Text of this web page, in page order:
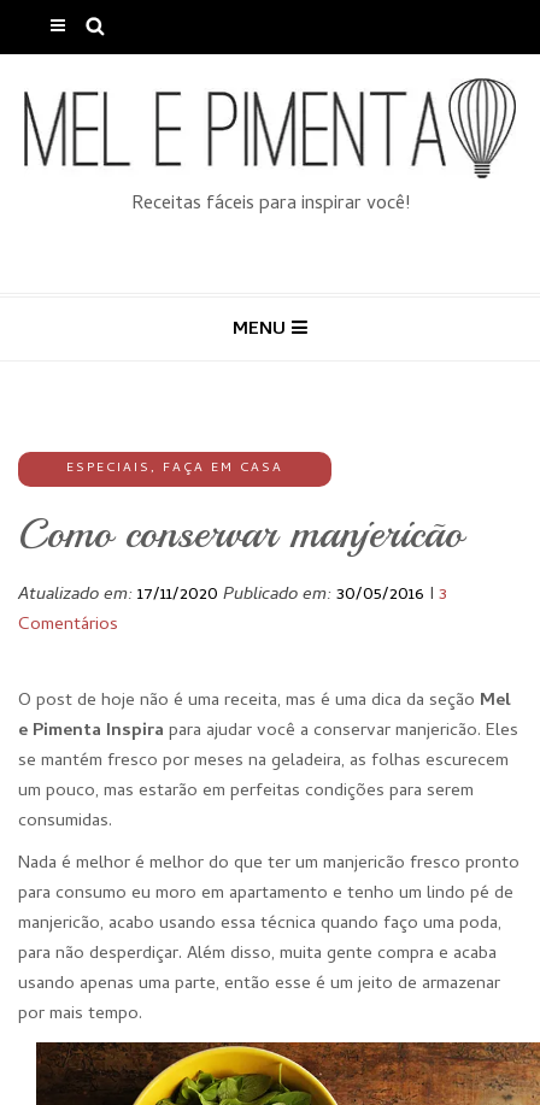
Receitas fáceis para inspirar você!
MENU
ESPECIAIS, FAÇA EM CASA
Como conservar manjericão
Atualizado em:17/11/2020 Publicado em:30/05/2016 I 3
Comentários
O post de hoje não é uma receita, mas é uma dica da seção Mel
e Pimenta Inspira para ajudar você a conservar manjericão. Eles
se mantém fresco por meses na geladeira, as folhas escurecem
um pouco, mas estarão em perfeitas condições para serem
consumidas.
Nada é melhor é melhor do que ter um manjericão fresco pronto
para consumo eu moro em apartamento e tenho um lindo pé de
manjericão, acabo usando essa técnica quando faço uma poda,
para não desperdiçar. Além disso, muita gente compra e acaba
usando apenas uma parte, então esse é um jeito de armazenar
por mais tempo.